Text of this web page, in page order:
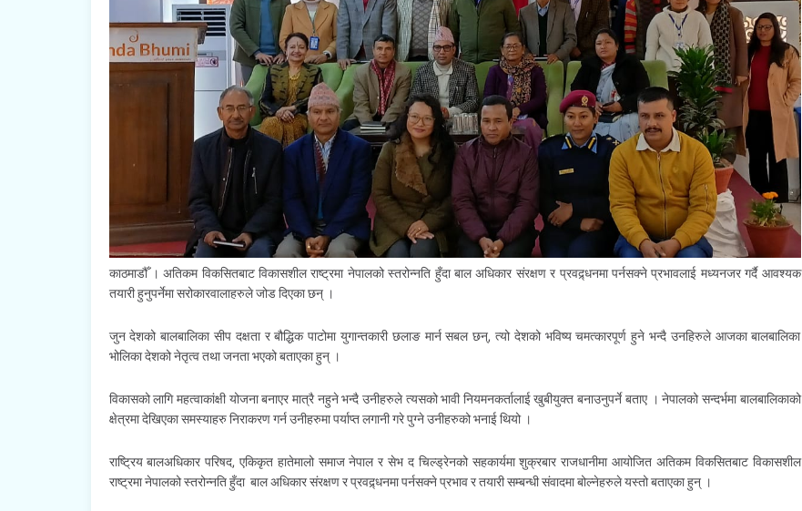
काठमाडौँ । अतिकम विकसितबाट विकासशील राष्ट्रमा नेपालको स्तरोन्नति हुँदा बाल अधिकार संरक्षण र प्रवद्र्धनमा पर्नसक्ने प्रभावलाई मध्यनजर गर्दै आवश्यक
तयारी हुनुपर्नेमा सरोकारवालाहरुले जोड दिएका छन् ।
जुन देशको बालबालिका सीप दक्षता र बौद्धिक पाटोमा युगान्तकारी छलाङ मार्न सबल छन्, त्यो देशको भविष्य चमत्कारपूर्ण हुने भन्दै उनहिरुले आजका बालबालिका
भोलिका देशको नेतृत्व तथा जनता भएको बताएका हुन् ।
विकासको लागि महत्वाकांक्षी योजना बनाएर मात्रै नहुने भन्दै उनीहरुले त्यसको भावी नियमनकर्तालाई खुबीयुक्त बनाउनुपर्ने बताए । नेपालको सन्दर्भमा बालबालिकाको
क्षेत्रमा देखिएका समस्याहरु निराकरण गर्न उनीहरुमा पर्याप्त लगानी गरे पुग्ने उनीहरुको भनाई थियो ।
राष्ट्रिय बालअधिकार परिषद, एकिकृत हातेमालो समाज नेपाल र सेभ द चिल्ड्रेनको सहकार्यमा शुक्रबार राजधानीमा आयोजित अतिकम विकसितबाट विकासशील
राष्ट्रमा नेपालको स्तरोन्नति हुँदा बाल अधिकार संरक्षण र प्रवद्र्धनमा पर्नसक्ने प्रभाव र तयारी सम्बन्धी संवादमा बोल्नेहरुले यस्तो बताएका हुन् ।